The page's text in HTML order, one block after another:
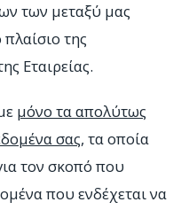
των μεταξύ μας
της
Εταιρείας.
μόνο τα απολύτως
σας, τα οποία
τον σκοπό που
που ενδέχεται να